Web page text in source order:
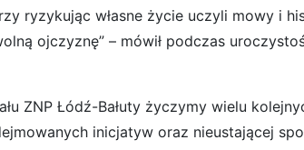
ryzykując własne życie uczyli mowy i
ojczyznę” – mówił podczas
ZNP Łódź-Bałuty życzymy wielu
inicjatyw oraz nieustającej